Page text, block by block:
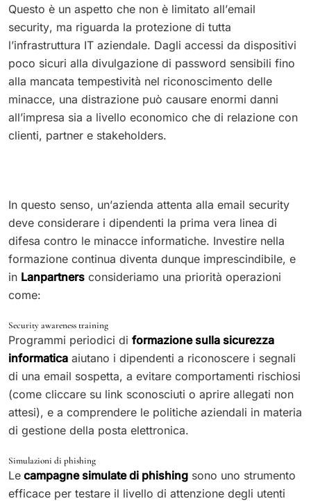
Questo è un aspetto che non è limitato all’email
security, ma riguarda la protezione di tutta
l’infrastruttura IT aziendale. Dagli accessi da dispositivi
poco sicuri alla divulgazione di password sensibili fino
alla mancata tempestività nel riconoscimento delle
minacce, una distrazione può causare enormi danni
all’impresa sia a livello economico che di relazione con
clienti, partner e stakeholders.
In questo senso, un’azienda attenta alla email security
deve considerare i dipendenti la prima vera linea di
difesa contro le minacce informatiche. Investire nella
formazione continua diventa dunque imprescindibile, e
in Lanpartners consideriamo una priorità operazioni
come:
Security awareness training
Programmi periodici di formazione sulla sicurezza
informatica aiutano i dipendenti a riconoscere i segnali
di una email sospetta, a evitare comportamenti rischiosi
(come cliccare su link sconosciuti o aprire allegati non
attesi), e a comprendere le politiche aziendali in materia
di gestione della posta elettronica.
Simulazioni di phishing
Le campagne simulate di phishing sono uno strumento
efficace per testare il livello di attenzione degli utenti